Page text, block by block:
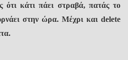
ότι κάτι πάει στραβά, πατάς το
στην ώρα. Μέχρι και delete